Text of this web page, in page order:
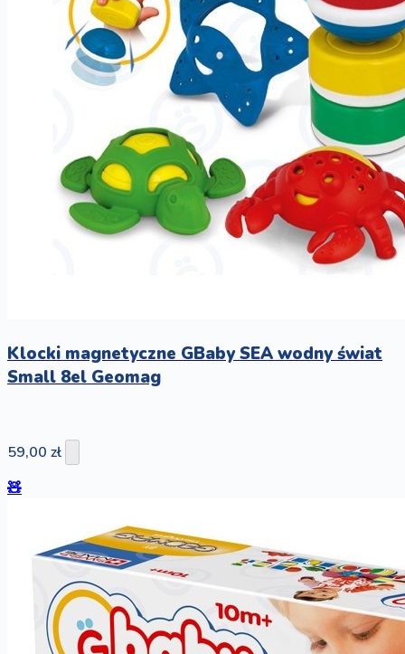
Klocki magnetyczne GBaby SEA wodny świat
Small 8el Geomag
59,00 zł
🧸